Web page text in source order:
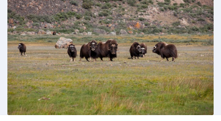
Om kommunen